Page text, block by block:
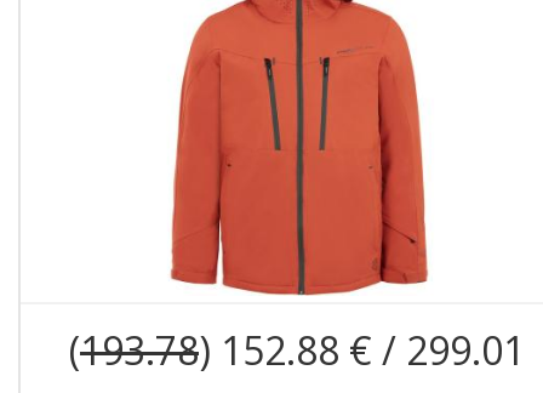
(193.78) 152.88 € / 299.01